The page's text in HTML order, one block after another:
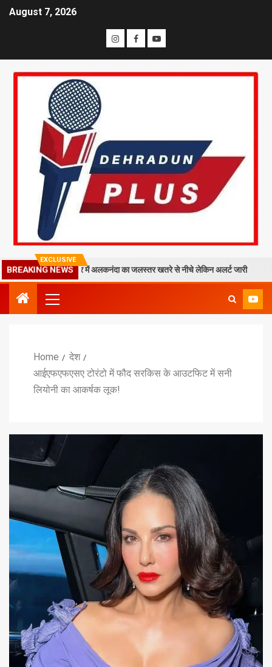
August 7, 2026
EXCLUSIVE
BREAKING NEWS
मलबा, श्रीनगर में अलकनंदा का जलस्तर खतरे से नीचे लेकिन अलर्ट जारी 26 साल
Home
देश
आईएफएफएसए टोरंटो में फौद सरकिस के आउटफिट में सनी
लियोनी का आकर्षक लूक!